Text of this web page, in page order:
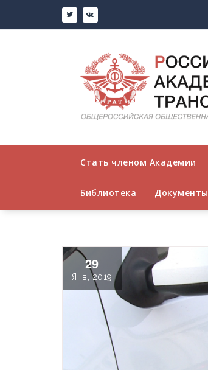
содержимому
Стать членом Академии
Библиотека Документы
29
Янв, 2019